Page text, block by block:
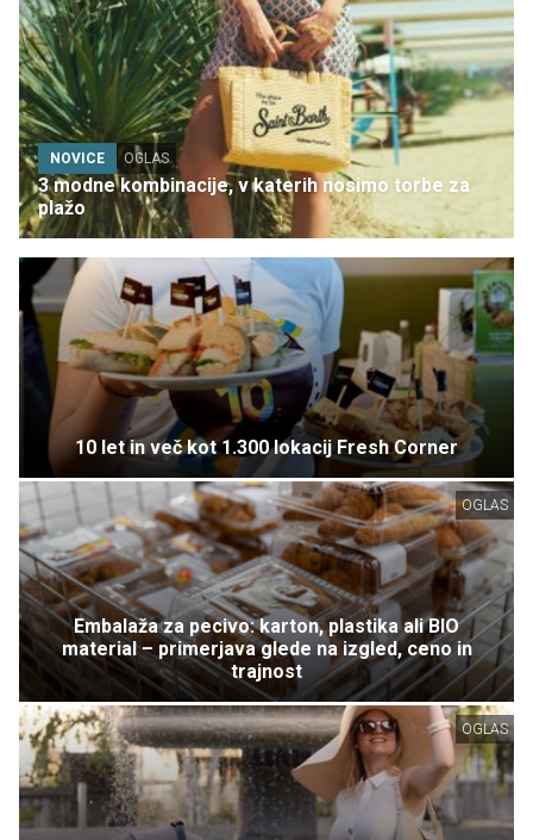
NOVICE OGLAS
3 modne kombinacije, v katerih nosimo torbe za
plažo
10 let in več kot 1.300 lokacij Fresh Corner
OGLAS
Embalaža za pecivo: karton, plastika ali BIO
material – primerjava glede na izgled, ceno in
trajnost
OGLAS